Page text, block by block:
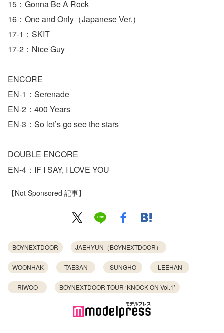
15：Gonna Be A Rock
16：One and Only（Japanese Ver.）
17-1：SKIT
17-2：Nice Guy
ENCORE
EN-1：Serenade
EN-2：400 Years
EN-3：So let’s go see the stars
DOUBLE ENCORE
EN-4：IF I SAY, I LOVE YOU
【Not Sponsored 記事】
BOYNEXTDOOR JAEHYUN（BOYNEXTDOOR）
WOONHAK TAESAN SUNGHO LEEHAN
RIWOO BOYNEXTDOOR TOUR ‘KNOCK ON Vol.1’